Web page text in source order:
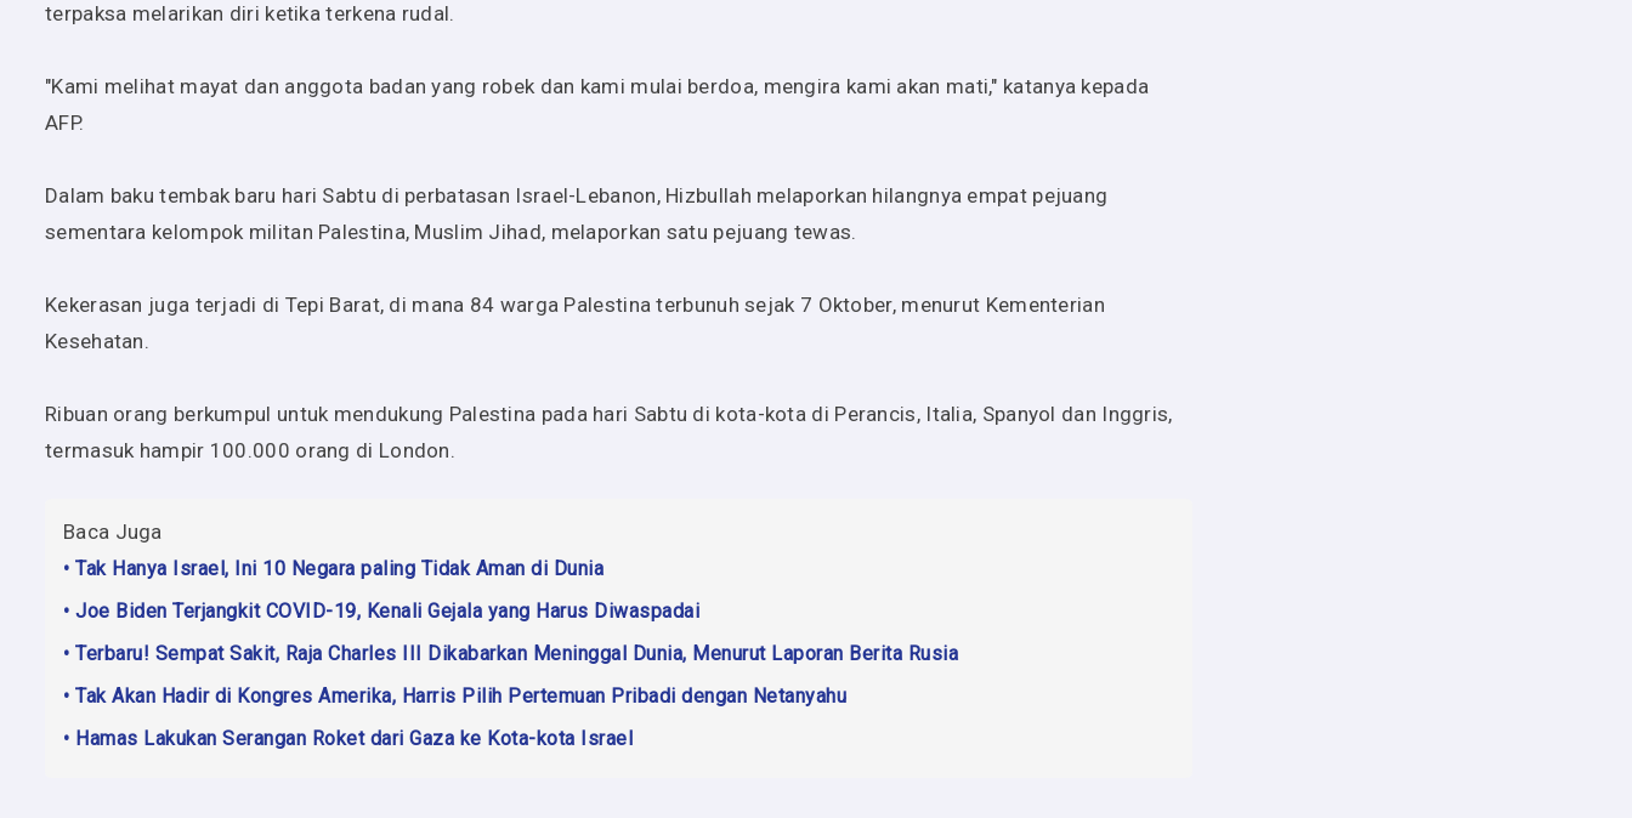
terpaksa melarikan diri ketika terkena rudal.
"Kami melihat mayat dan anggota badan yang robek dan kami mulai berdoa, mengira kami akan mati," katanya kepada
AFP.
Dalam baku tembak baru hari Sabtu di perbatasan Israel-Lebanon, Hizbullah melaporkan hilangnya empat pejuang
sementara kelompok militan Palestina, Muslim Jihad, melaporkan satu pejuang tewas.
Kekerasan juga terjadi di Tepi Barat, di mana 84 warga Palestina terbunuh sejak 7 Oktober, menurut Kementerian
Kesehatan.
Ribuan orang berkumpul untuk mendukung Palestina pada hari Sabtu di kota-kota di Perancis, Italia, Spanyol dan Inggris,
termasuk hampir 100.000 orang di London.
Baca Juga
• Tak Hanya Israel, Ini 10 Negara paling Tidak Aman di Dunia
• Joe Biden Terjangkit COVID-19, Kenali Gejala yang Harus Diwaspadai
• Terbaru! Sempat Sakit, Raja Charles III Dikabarkan Meninggal Dunia, Menurut Laporan Berita Rusia
• Tak Akan Hadir di Kongres Amerika, Harris Pilih Pertemuan Pribadi dengan Netanyahu
• Hamas Lakukan Serangan Roket dari Gaza ke Kota-kota Israel